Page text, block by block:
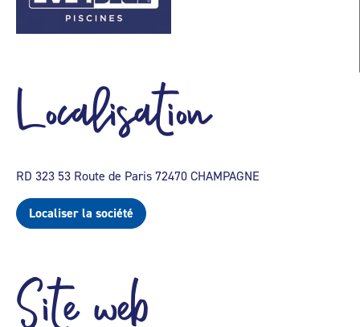
Localisation
RD 323 53 Route de Paris 72470 CHAMPAGNE
Localiser la société
Site web